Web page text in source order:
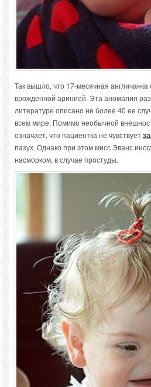
Так вышло, что 17-месячная англичанка
врожденной аринией. Эта аномалия
литературе описано не более 40 ее
всем мире. Помимо необычной
означает, что пациентка не чувствует
пазух. Однако при этом мисс Эванс
насморком, в случае простуды.